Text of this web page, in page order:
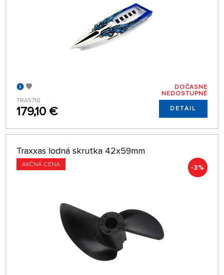
TRA5718
179,10 €
DOČASNE
NEDOSTUPNÉ
DETAIL
Traxxas lodná skrutka 42x59mm
AKČNÁ CENA -3%